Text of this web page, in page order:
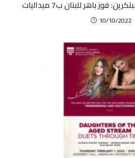
فوز باهر للبنان ب7 ميداليات
10/10/2022